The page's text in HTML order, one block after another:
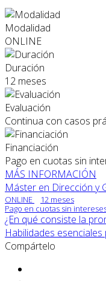
Modalidad
ONLINE
Duración
12 meses
Evaluación
Continua con casos
Financiación
Pago en cuotas sin
MÁS INFORMACIÓN
Máster en Dirección y
ONLINE
12 meses
Pago en cuotas sin
¿En qué consiste la
Habilidades
Compártelo